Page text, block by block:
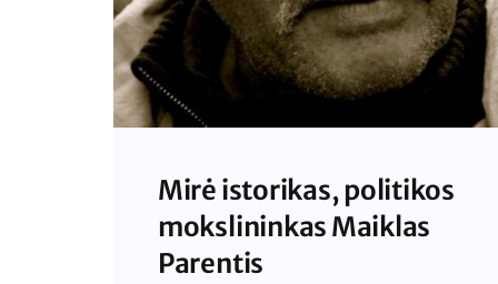
Mirė istorikas, politikos
mokslininkas Maiklas
Parentis